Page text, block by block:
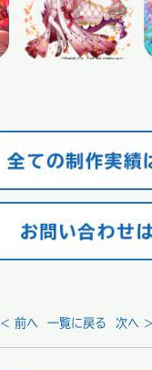
< 前へ 一覧に戻る 次へ >